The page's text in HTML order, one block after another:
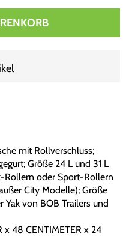
mit Rollverschluss;
Größe 24 L und 31 L
Rollern oder Sport-Rollern
City Modelle); Größe
Yak von BOB Trailers und
x 48 CENTIMETER x 24